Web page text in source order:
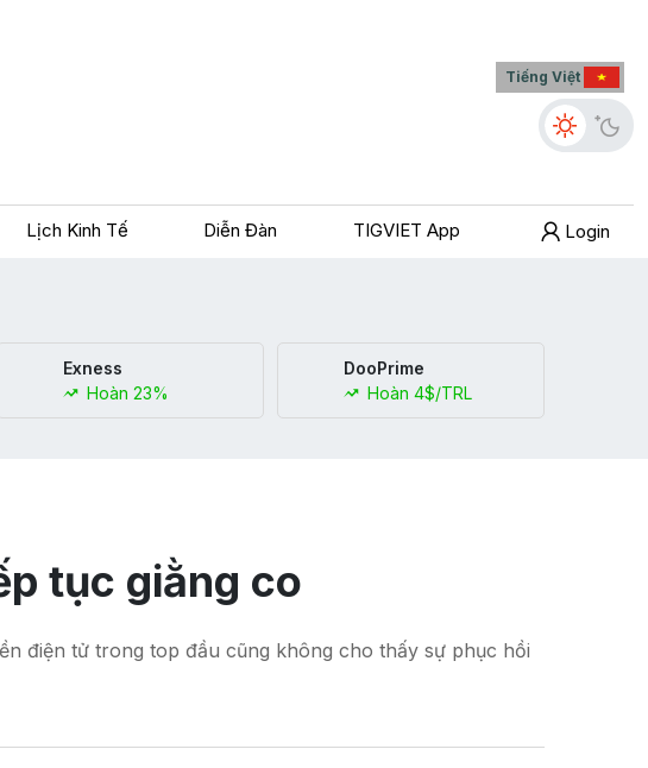
Tiếng Việt
Lịch Kinh Tế Diễn Đàn TIGVIET App Login
Exness
Hoàn 23%
DooPrime
Hoàn 4$/TRL
tục giằng co
điện tử trong top đầu cũng không cho thấy sự phục hồi